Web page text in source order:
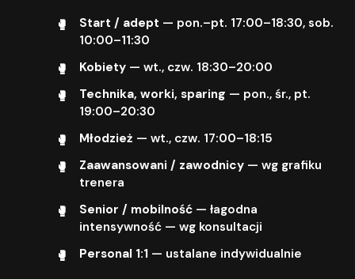
Start / adept — pon.–pt. 17:00–18:30, sob.
10:00–11:30
Kobiety— wt., czw. 18:30–20:00
Technika, worki, sparing — pon., śr., pt.
19:00–20:30
Młodzież — wt., czw. 17:00–18:15
Zaawansowani / zawodnicy— wg grafiku
trenera
Senior / mobilność— łagodna
intensywność — wg konsultacji
Personal 1:1 — ustalane indywidualnie